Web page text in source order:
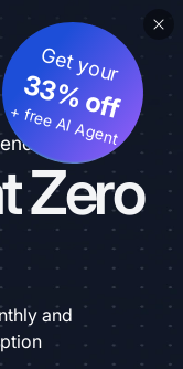
Zero
Get your
33% off
+ free AI Agent
and